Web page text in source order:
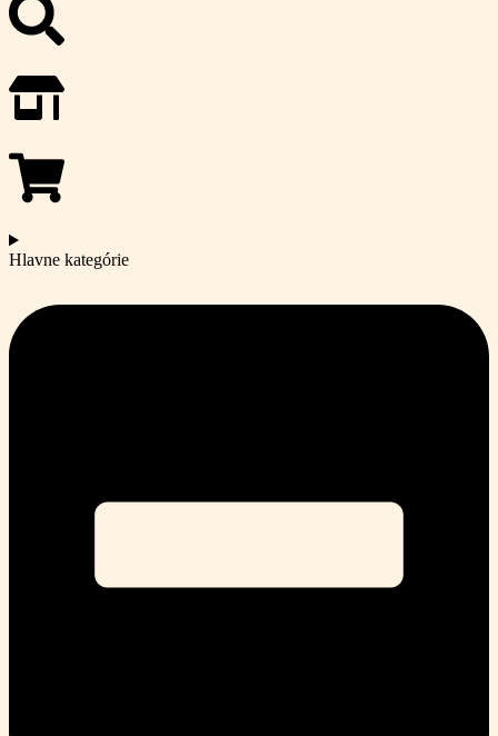
Hlavne kategórie